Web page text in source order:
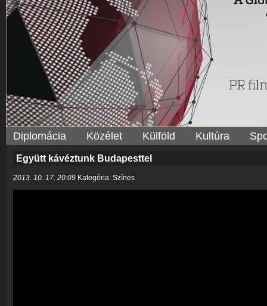
Diplomácia Közélet Külföld Kultúra
Együtt kávéztunk Budapesttel
2013. 10. 17. 20:09 Kategória: Színes